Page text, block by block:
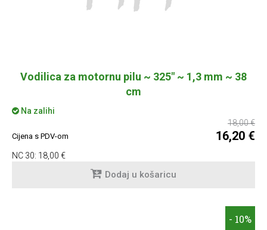
Vodilica za motornu pilu ~ 325" ~ 1,3 mm ~ 38
cm
Na zalihi
18,00 €
Cijena s PDV-om 16,20 €
NC 30: 18,00 €
Dodaj u košaricu
- 10%